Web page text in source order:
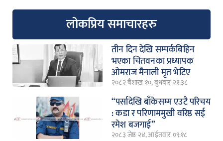
लोकप्रिय समाचारहरु
तीन दिन देखि सम्पर्कबिहिन
भएका चितवनका प्रध्यापक
ओमराज मैनाली मृत भेटिए
२०८२ बैशाख १०, बुधबार २१:३८
“पर्सादेखि बाँकेसम्म एउटै परिचय
: कडा र परिणाममुखी वरिष्ठ सई
रमेश बजगाई”
२०८३ जेष्ठ २४, आईतवार ०९:१८